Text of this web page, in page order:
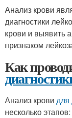
Анализ крови
диагностики
крови и выявить
признаком
Как
Анализ крови для
несколько этапов: